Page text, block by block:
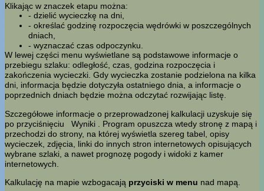
Klikając w znaczek etapu można:
- dzielić wycieczkę na dni,
- określać godzinę rozpoczęcia wędrówki w poszczególnych
dniach,
- wyznaczać czas odpoczynku.
W lewej części menu wyświetlane są podstawowe informacje o
przebiegu szlaku: odległość, czas, godzina rozpoczęcia i
zakończenia wycieczki. Gdy wycieczka zostanie podzielona na kilka
dni, informacja będzie dotyczyła ostatniego dnia, a informacje o
poprzednich dniach będzie można odczytać rozwijając listę.
Szczegółowe informacje o przeprowadzonej kalkulacji uzyskuje się
po przyciśnięciu
Wyniki
. Program opuszcza wtedy stronę z mapą i
przechodzi do strony, na której wyświetla szereg tabel, opisy
wycieczek, zdjęcia, linki do innych stron internetowych opisujących
wybrane szlaki, a nawet prognozę pogody i widoki z kamer
internetowych.
Kalkulację na mapie wzbogacają przyciski w menu nad mapą.